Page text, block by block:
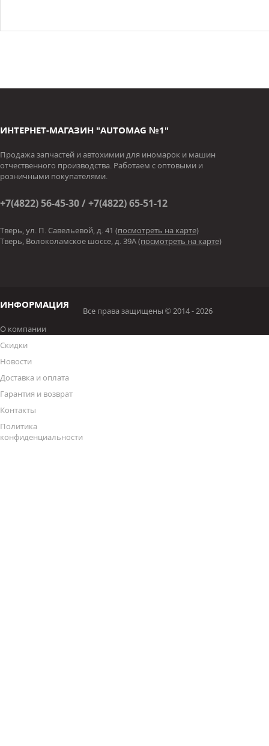
ИНТЕРНЕТ-МАГАЗИН "AUTOMAG №1"
Продажа запчастей и автохимии для иномарок и машин
отчественного производства. Работаем с оптовыми и
розничными покупателями.
+7(4822) 56-45-30 / +7(4822) 65-51-12
Тверь, ул. П. Савельевой, д. 41 (посмотреть на карте)
Тверь, Волоколамское шоссе, д. 39А(посмотреть на карте)
ИНФОРМАЦИЯ
О компании
Скидки
Новости
Доставка и оплата
Гарантия и возврат
Контакты
Политика
конфиденциальности
Все права защищены © 2014 - 2026